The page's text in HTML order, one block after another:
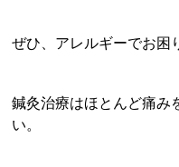
ぜひ、アレルギーでお困
鍼灸治療はほとんど痛み
い。